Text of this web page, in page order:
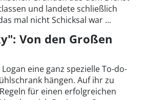
und landete schließlich
mal nicht Schicksal war ...
Von den Großen
eine ganz spezielle To-do-
hängen. Auf ihr zu
für einen erfolgreichen